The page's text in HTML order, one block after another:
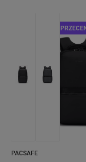
PACSAFE